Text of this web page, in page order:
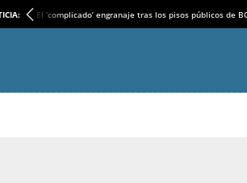
El ‘complicado’ engranaje tras los pisos públicos de